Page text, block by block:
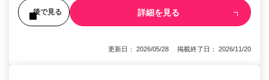
後で見る 詳細を見る
更新日： 2026/05/28 掲載終了日： 2026/11/20